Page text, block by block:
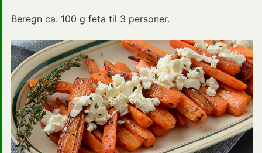
Beregn ca. 100 g feta til 3 personer.